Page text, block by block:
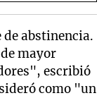
abstinencia.
mayor
escribió
como "un